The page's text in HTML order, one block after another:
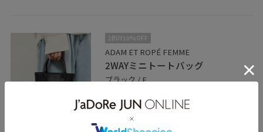
2BUY10%OFF
ADAM ET ROPÉ FEMME
2WAYミニトートバッグ
ブラック / F
レビュー